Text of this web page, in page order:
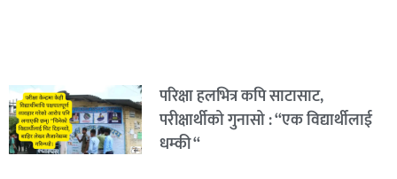
परिक्षा हलभित्र कपि साटासाट,
परीक्षार्थीको गुनासो : “एक विद्यार्थीलाई
धम्की “